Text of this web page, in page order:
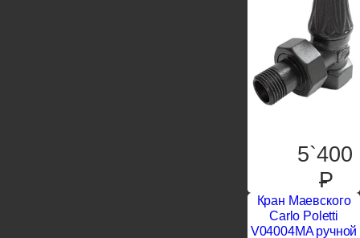
5`400
P
Кран Маевского
Carlo Poletti
V04004MA ручной